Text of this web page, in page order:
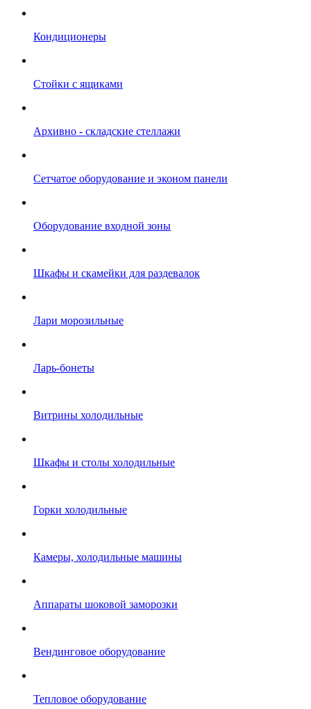
Кондиционеры
Стойки с ящиками
Архивно - складские стеллажи
Сетчатое оборудование и эконом панели
Оборудование входной зоны
Шкафы и скамейки для раздевалок
Лари морозильные
Ларь-бонеты
Витрины холодильные
Шкафы и столы холодильные
Горки холодильные
Камеры, холодильные машины
Аппараты шоковой заморозки
Вендинговое оборудование
Тепловое оборудование